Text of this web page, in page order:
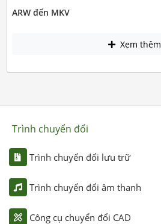
ARW đến MKV
Xem thêm
Trình chuyển đổi
Trình chuyển đổi lưu trữ
Trình chuyển đổi âm thanh
Công cụ chuyển đổi CAD